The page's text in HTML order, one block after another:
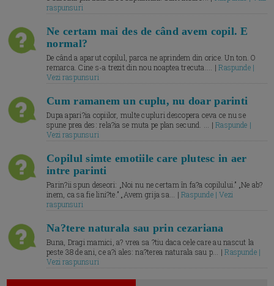
raspunsuri
Ne certam mai des de când avem copil. E
normal?
De când a aparut copilul, parca ne aprindem din orice. Un ton. O
remarca. Cine s-a trezit din nou noaptea trecuta.... |Raspunde |
Vezi raspunsuri
Cum ramanem un cuplu, nu doar parinti
Dupa apari?ia copiilor, multe cupluri descopera ceva ce nu se
spune prea des: rela?ia se muta pe plan secund. ... |Raspunde |
Vezi raspunsuri
Copilul simte emotiile care plutesc in aer
intre parinti
Parin?ii spun deseori: „Noi nu ne certam în fa?a copilului.” „Ne ab?
inem, ca sa fie lini?te.” „Avem grija sa... |Raspunde | Vezi
raspunsuri
Na?tere naturala sau prin cezariana
Buna, Dragi mamici, a? vrea sa ?tiu daca cele care au nascut la
peste 38 de ani, ce a?i ales: na?terea naturala sau p... |Raspunde |
Vezi raspunsuri